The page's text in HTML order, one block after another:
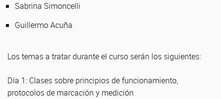
Sabrina Simoncelli
Guillermo Acuña
Los temas a tratar durante el curso serán los siguientes:
Día 1: Clases sobre principios de funcionamiento,
protocolos de marcación y medición